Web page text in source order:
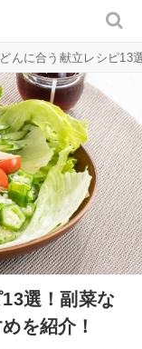
んに合う献立レシピ13
選！副菜な
を紹介！